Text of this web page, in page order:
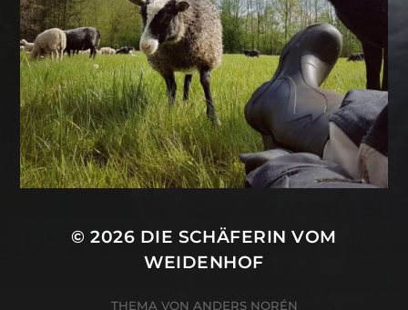
© 2026 DIE SCHÄFERIN VOM
WEIDENHOF
THEMA VON ANDERS NORÉN